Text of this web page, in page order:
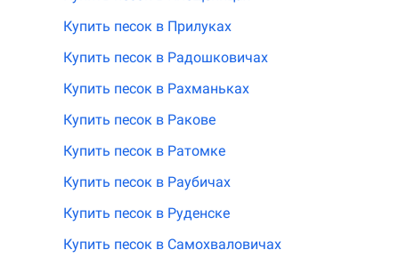
Купить песок в Прилуках
Купить песок в Радошковичах
Купить песок в Рахманьках
Купить песок в Ракове
Купить песок в Ратомке
Купить песок в Раубичах
Купить песок в Руденске
Купить песок в Самохваловичах